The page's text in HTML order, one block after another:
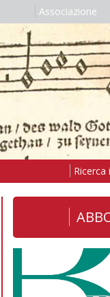
Associazione
Ricerca